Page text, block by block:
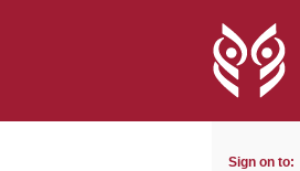
Sign on to: